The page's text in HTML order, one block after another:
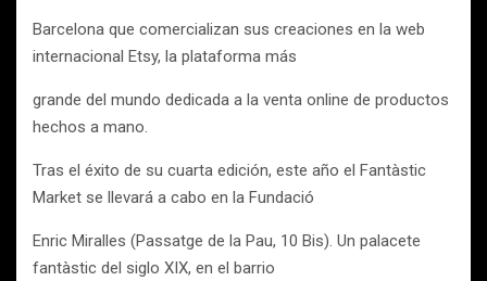
Barcelona que comercializan sus creaciones en la web
internacional Etsy, la plataforma más
grande del mundo dedicada a la venta online de productos
hechos a mano.
Tras el éxito de su cuarta edición, este año el Fantàstic
Market se llevará a cabo en la Fundació
Enric Miralles (Passatge de la Pau, 10 Bis). Un palacete
fantàstic del siglo XIX, en el barrio